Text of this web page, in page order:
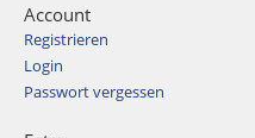
Account
Registrieren
Login
Passwort vergessen